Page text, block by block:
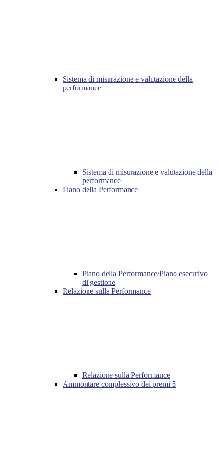
Sistema di misurazione e valutazione della
performance
Sistema di misurazione e valutazione della
performance
Piano della Performance
Piano della Performance/Piano esecutivo
di gestione
Relazione sulla Performance
Relazione sulla Performance
Ammontare complessivo dei premi 5